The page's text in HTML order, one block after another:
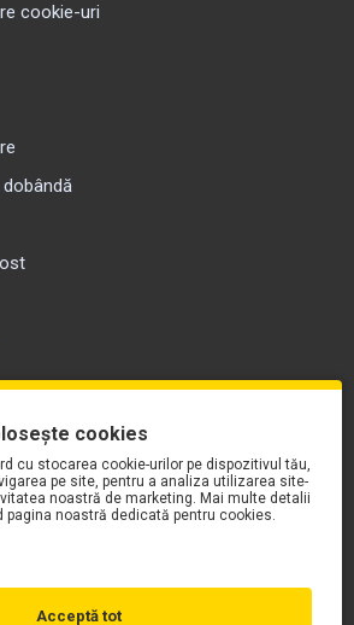
cookie-uri
cookies
cu stocarea cookie-urilor pe dispozitivul tău,
pe site, pentru a analiza utilizarea site-
noastră de marketing. Mai multe detalii
pagina noastră dedicată pentru cookies.
Acceptă tot